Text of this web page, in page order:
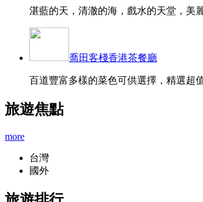
湛藍的天，清澈的海，戲水的天堂，美
喬田客棧香港茶餐廳
百道豐富多樣的菜色可供選擇，精選超
旅遊焦點
more
台灣
國外